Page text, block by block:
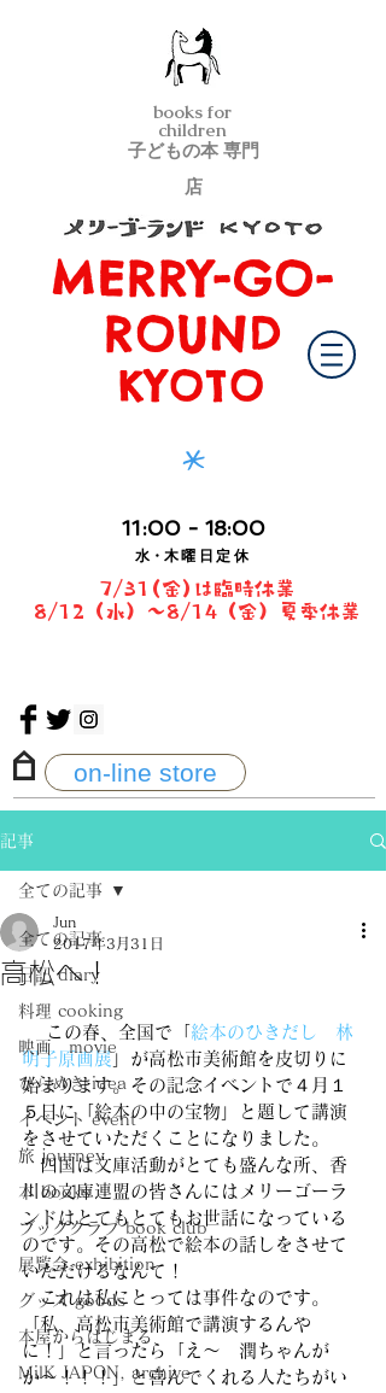
子どもの本 専門
店
books for
children
メリーゴーランド京都
MERRY-GO-
ROUND
KYOTO
*
11 :00 - 18:00
水・ 木曜日定休
7/31(金)は臨時休業
8/12（水）〜8/14（金）夏季休業
on-line store
記事
全ての記事
日記 diary
料理 cooking
映画 movie
ひらめき idea
イベント event
旅 journey
本 books
ブッククラブ book club
展覧会 exhibition
グッズ goods
本屋からはじまる
MilK JAPON, archive
全ての記事
高松へ！
Jun
2017年3月31日
この春、全国で「 絵本のひきだし　林
明子原画展」が高松市美術館を皮切りに
始まります。その記念イベントで４月１
５日に「絵本の中の宝物」と題して講演
をさせていただくことになりました。
四国は文庫活動がとても盛んな所、香
川の文庫連盟の皆さんにはメリーゴーラ
ンドはとてもとてもお世話になっている
のです。その高松で絵本の話しをさせて
いただけるなんて！
これは私にとっては事件なのです。
「私、高松市美術館で講演するんや
に！」と言ったら「え〜　潤ちゃんが
か〜！！！」と喜んでくれる人たちがい